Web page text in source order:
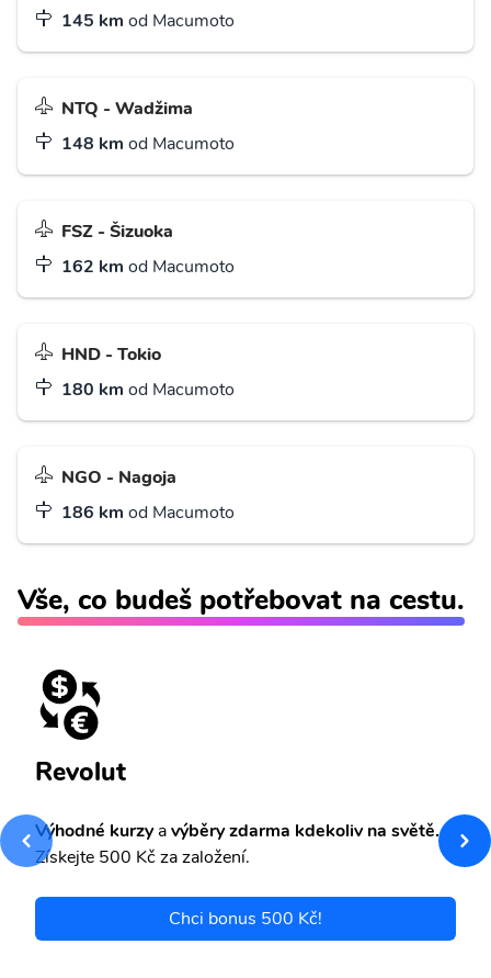
145 km od Macumoto
NTQ - Wadžima
148 km od Macumoto
FSZ - Šizuoka
162 km od Macumoto
HND - Tokio
180 km od Macumoto
NGO - Nagoja
186 km od Macumoto
Vše, co budeš potřebovat na cestu.
Revolut
Výhodné kurzyavýběry zdarma kdekoliv na světě.
Získejte 500 Kč za založení.
Chci bonus 500 Kč!